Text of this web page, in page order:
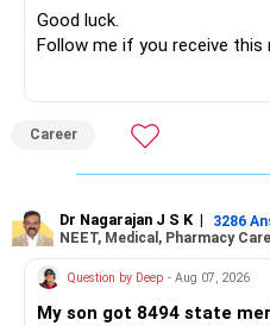
» Manufacturing Funds
– Axis Manufacturing
– Canara Robeco
– Invesco Manufacturing
There is considerable
I would not keep four
Good luck.
Follow me if you receive this
Career
Dr Nagarajan J S K | 3286
NEET, Medical, Pharmacy
Question by Deep - Aug 07, 2026
My son got 8494 state